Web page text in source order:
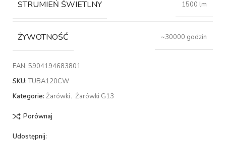
STRUMIEŃ ŚWIETLNY 1500 lm
ŻYWOTNOŚĆ ~30000 godzin
EAN: 5904194683801
SKU:TUBA120CW
Kategorie: Żarówki , Żarówki G13
Porównaj
Udostępnij: